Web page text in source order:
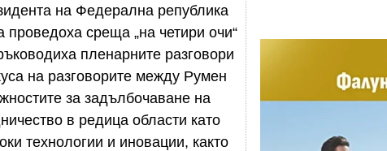
на Федерална република
среща „на четири очи“
пленарните разговори
на разговорите между Румен
за задълбочаване на
в редица области като
технологии и иновации, както